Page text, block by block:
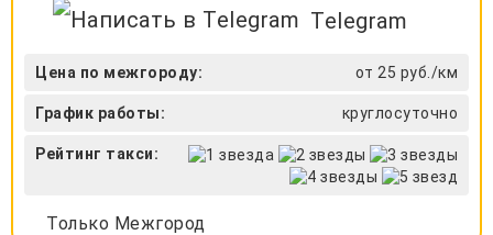
Telegram
Цена по межгороду: от 25 руб./км
График работы: круглосуточно
Рейтинг такси:
Только Межгород